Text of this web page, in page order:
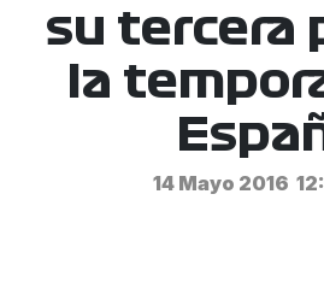
su tercera
la
14 Mayo 2016